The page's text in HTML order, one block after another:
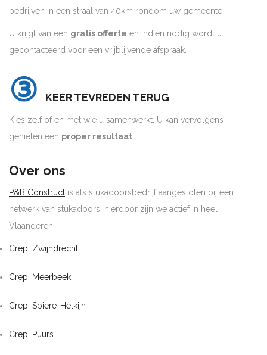
bedrijven in een straal van 40km rondom uw gemeente.
U krijgt van een gratis offerte en indien nodig wordt u
gecontacteerd voor een vrijblijvende afspraak.
③ KEER TEVREDEN TERUG
Kies zelf of en met wie u samenwerkt. U kan vervolgens
genieten een proper resultaat.
Over ons
P&B Construct is als stukadoorsbedrijf aangesloten bij een
netwerk van stukadoors, hierdoor zijn we actief in heel
Vlaanderen:
Crepi Zwijndrecht
Crepi Meerbeek
Crepi Spiere-Helkijn
Crepi Puurs